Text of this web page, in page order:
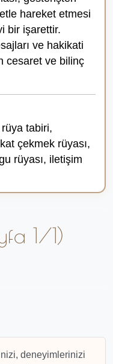
hareket etmesi
bir işarettir.
ve hakikati
cesaret ve bilinç
tabiri,
çekmek rüyası,
rüyası, iletişim
1/1)
deneyimlerinizi